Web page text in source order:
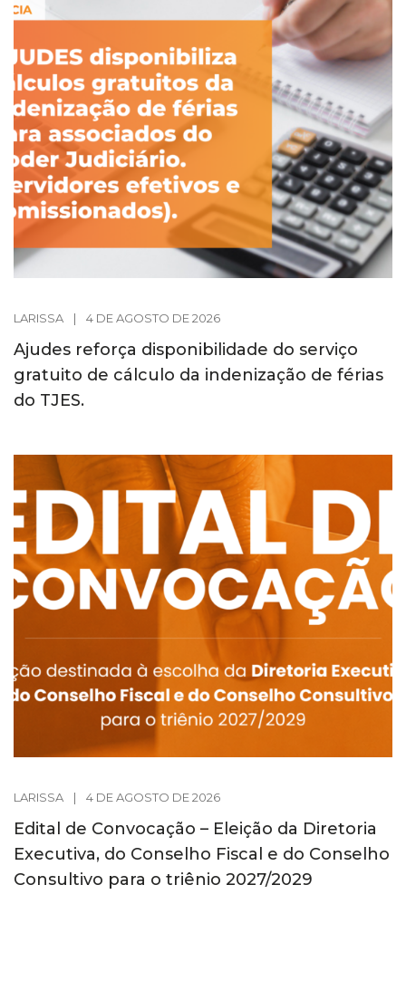
LARISSA | 4 DE AGOSTO DE 2026
Ajudes reforça disponibilidade do serviço
gratuito de cálculo da indenização de férias
do TJES.
LARISSA | 4 DE AGOSTO DE 2026
Edital de Convocação – Eleição da Diretoria
Executiva, do Conselho Fiscal e do Conselho
Consultivo para o triênio 2027/2029